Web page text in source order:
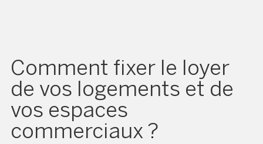
Comment fixer le loyer
de vos logements et de
vos espaces
commerciaux ?